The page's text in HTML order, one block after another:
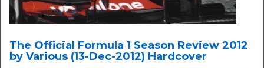
The Official Formula 1 Season Review 2012
by Various (13-Dec-2012) Hardcover